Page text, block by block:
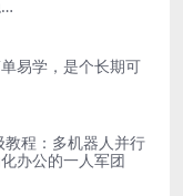
…
易学，是个长期可
程：多机器人并行
办公的一人军团